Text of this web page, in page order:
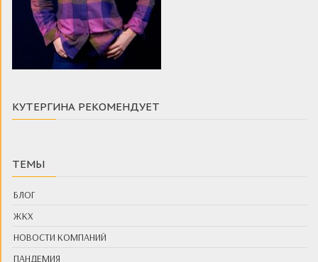
КУТЕРГИНА РЕКОМЕНДУЕТ
ТЕМЫ
БЛОГ
ЖКХ
НОВОСТИ КОМПАНИЙ
ПАНДЕМИЯ